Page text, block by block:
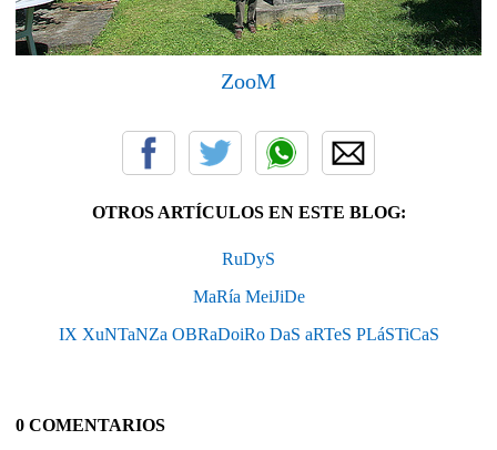
ZooM
OTROS ARTÍCULOS EN ESTE BLOG:
RuDyS
MaRía MeiJiDe
IX XuNTaNZa OBRaDoiRo DaS aRTeS PLáSTiCaS
0 COMENTARIOS